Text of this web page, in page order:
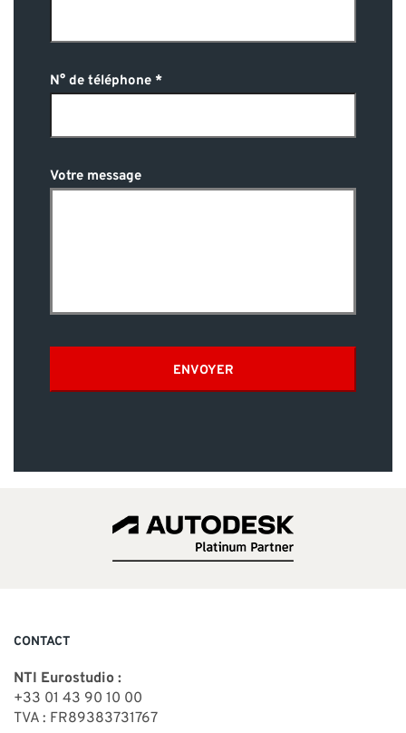
N° de téléphone
Votre message
ENVOYER
CONTACT
NTI Eurostudio :
+33 01 43 90 10 00
TVA : FR89383731767